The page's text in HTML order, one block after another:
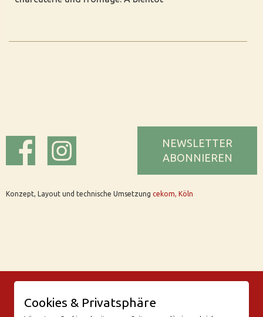
Konzept, Layout und technische Umsetzung cekom, Köln
NEWSLETTER
ABONNIEREN
Friesenwall 58
Cookies & Privatsphäre